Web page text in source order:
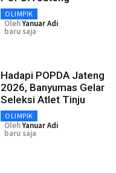
OLIMPIK
OlehYanuar Adi
baru saja
Hadapi POPDA Jateng
2026, Banyumas Gelar
Seleksi Atlet Tinju
OLIMPIK
OlehYanuar Adi
baru saja